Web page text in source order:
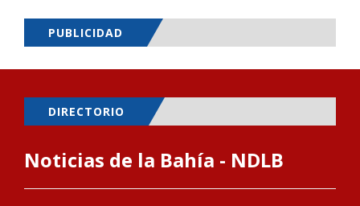
PUBLICIDAD
DIRECTORIO
Noticias de la Bahía - NDLB